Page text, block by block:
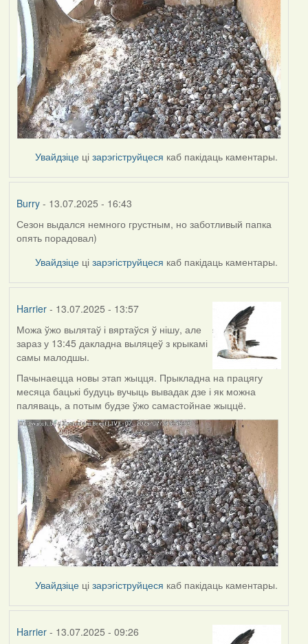
Увайдзіце цізарэгіструйцеся каб пакідаць каментары.
Burry- 13.07.2025 - 16:43
Сезон выдался немного грустным, но заботливый папка
опять порадовал)
Увайдзіце цізарэгіструйцеся каб пакідаць каментары.
Harrier- 13.07.2025 - 13:57
Можа ўжо вылятаў і вяртаўся ў нішу, але
зараз у 13:45 дакладна выляцеў з крыкамі
самы малодшы.
Пачынаецца новы этап жыцця. Прыкладна на працягу
месяца бацькі будуць вучыць вывадак дзе і як можна
паляваць, а потым будзе ўжо самастойнае жыццё.
Увайдзіце цізарэгіструйцеся каб пакідаць каментары.
Harrier- 13.07.2025 - 09:26